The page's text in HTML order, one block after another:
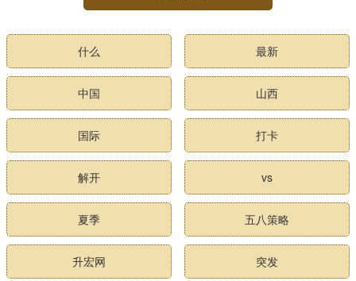
什么 最新
中国 山西
国际 打卡
解开 vs
夏季 五八策略
升宏网 突发